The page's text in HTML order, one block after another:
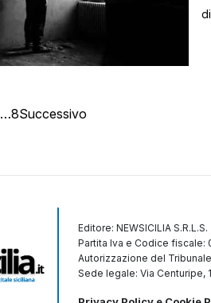
di
…8Successivo
Editore: NEWSICILIA S.R.L.S.
Partita Iva e Codice fiscale:
Autorizzazione del
Sede legale: Via Centuripe,